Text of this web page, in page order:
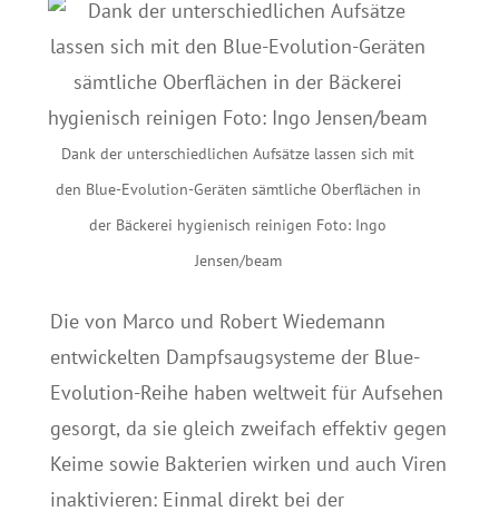
Dank der unterschiedlichen Aufsätze lassen sich mit
den Blue-Evolution-Geräten sämtliche Oberflächen in
der Bäckerei hygienisch reinigen Foto: Ingo
Jensen/beam
Die von Marco und Robert Wiedemann
entwickelten Dampfsaugsysteme der Blue-
Evolution-Reihe haben weltweit für Aufsehen
gesorgt, da sie gleich zweifach effektiv gegen
Keime sowie Bakterien wirken und auch Viren
inaktivieren: Einmal direkt bei der